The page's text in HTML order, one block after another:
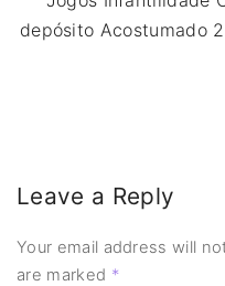
depósito Acostumado
Leave a Reply
Your email address will
are marked *